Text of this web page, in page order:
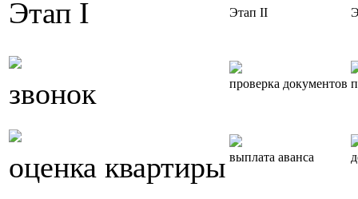
Этап I
Этап II
звонок проверка документов
оценка квартиры выплата аванса